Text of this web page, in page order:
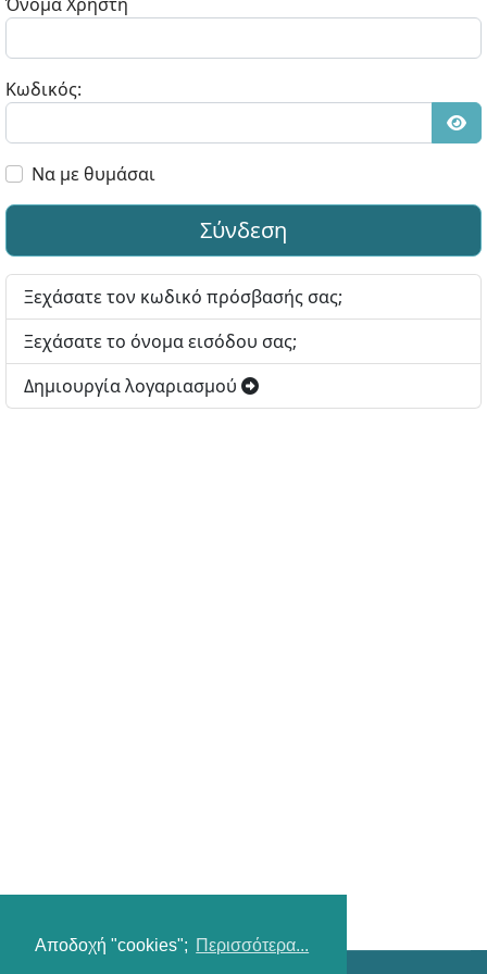
Αποδοχή "cookies"; Περισσότερα...
Κωδικός:
Να με θυμάσαι
Σύνδεση
Ξεχάσατε τον κωδικό πρόσβασής σας;
Ξεχάσατε το όνομα εισόδου σας;
Δημιουργία λογαριασμού